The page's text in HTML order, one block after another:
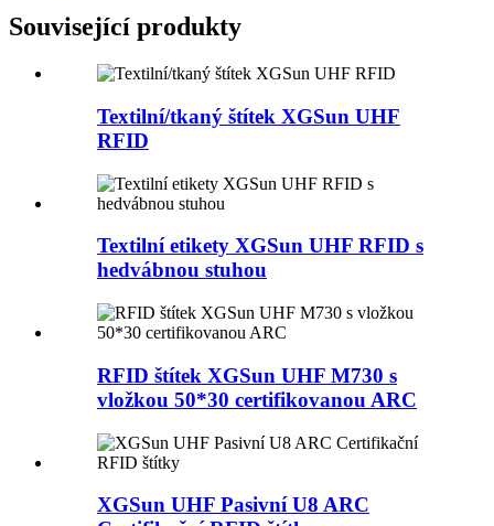
Související produkty
Textilní/tkaný štítek XGSun UHF
RFID
Textilní etikety XGSun UHF RFID s
hedvábnou stuhou
RFID štítek XGSun UHF M730 s
vložkou 50*30 certifikovanou ARC
XGSun UHF Pasivní U8 ARC